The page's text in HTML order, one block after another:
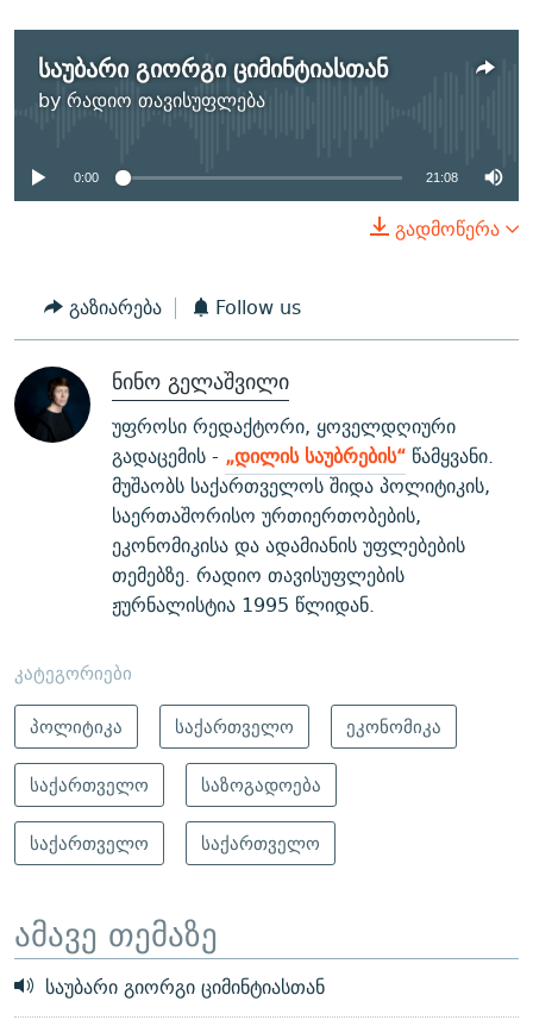
საუბარი გიორგი ციმინტიასთან
byრადიო თავისუფლება
No media source currently
0:00 21:08
გადმოწერა
გაზიარება Follow us
ნინო გელაშვილი
უფროსი რედაქტორი, ყოველდღიური
გადაცემის - „დილის საუბრების“ წამყვანი.
მუშაობს საქართველოს შიდა პოლიტიკის,
საერთაშორისო ურთიერთობების,
ეკონომიკისა და ადამიანის უფლებების
თემებზე. რადიო თავისუფლების
ჟურნალისტია 1995 წლიდან.
კატეგორიები
პოლიტიკა
საქართველო
ეკონომიკა
საქართველო
საზოგადოება
საქართველო
საქართველო
ამავე თემაზე
საუბარი გიორგი ციმინტიასთან